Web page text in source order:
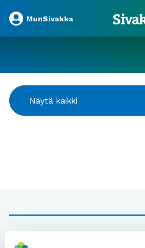
MunSivakka
Näytä kaikki